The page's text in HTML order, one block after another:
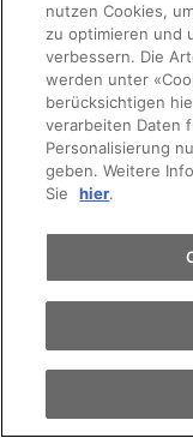
Freitag
Samstag
Sonntag
Kundendienst
nutzen Cookies,
zu optimieren und
verbessern. Die
werden unter
berücksichtigen
verarbeiten Daten
Personalisierung
geben. Weitere
Sie
hier.